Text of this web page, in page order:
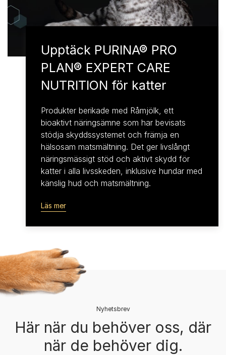
Upptäck PURINA® PRO
PLAN® EXPERT CARE
NUTRITION för katter
Produkter berikade med Råmjölk, ett
bioaktivt näringsämne som har bevisats
stödja skyddssystemet och främja en
hälsosam matsmältning. Det ger livslångt
näringsmässigt stöd och aktivt skydd för
katter i alla livsskeden, inklusive hundar med
känslig hud och matsmältning.
Läs mer
Nyhetsbrev​
Här när du behöver oss, där
när de behöver dig.